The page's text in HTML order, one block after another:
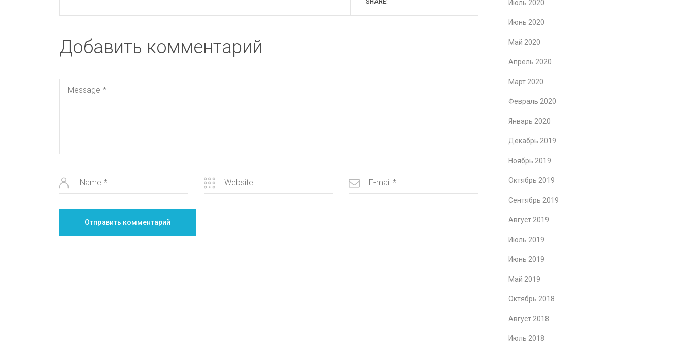
SHARE:
Добавить комментарий
Июль 2020
Июнь 2020
Май 2020
Апрель 2020
Март 2020
Февраль 2020
Январь 2020
Декабрь 2019
Ноябрь 2019
Октябрь 2019
Сентябрь 2019
Август 2019
Июль 2019
Июнь 2019
Май 2019
Октябрь 2018
Август 2018
Июль 2018